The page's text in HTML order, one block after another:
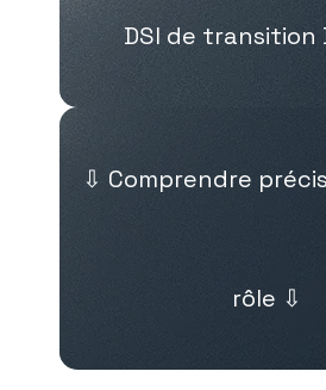
DSI de transition
⇩ Comprendre
rôle ⇩